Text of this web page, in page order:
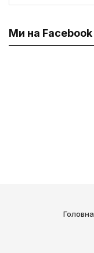
Ми на Facebook
Головна